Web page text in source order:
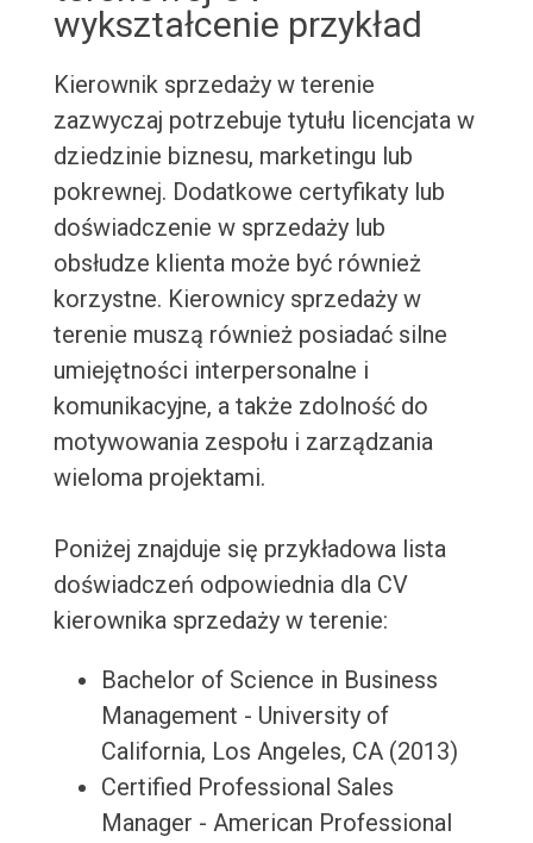
wykształcenie przykład
Kierownik sprzedaży w terenie
zazwyczaj potrzebuje tytułu licencjata w
dziedzinie biznesu, marketingu lub
pokrewnej. Dodatkowe certyfikaty lub
doświadczenie w sprzedaży lub
obsłudze klienta może być również
korzystne. Kierownicy sprzedaży w
terenie muszą również posiadać silne
umiejętności interpersonalne i
komunikacyjne, a także zdolność do
motywowania zespołu i zarządzania
wieloma projektami.
Poniżej znajduje się przykładowa lista
doświadczeń odpowiednia dla CV
kierownika sprzedaży w terenie:
Bachelor of Science in Business
Management - University of
California, Los Angeles, CA (2013)
Certified Professional Sales
Manager - American Professional